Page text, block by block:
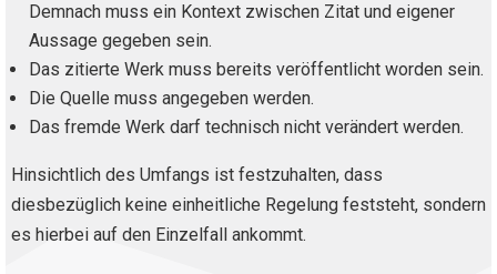
Demnach muss ein Kontext zwischen Zitat und eigener
Aussage gegeben sein.
Das zitierte Werk muss bereits veröffentlicht worden sein.
Die Quelle muss angegeben werden.
Das fremde Werk darf technisch nicht verändert werden.
Hinsichtlich des Umfangs ist festzuhalten, dass
diesbezüglich keine einheitliche Regelung feststeht, sondern
es hierbei auf den Einzelfall ankommt.